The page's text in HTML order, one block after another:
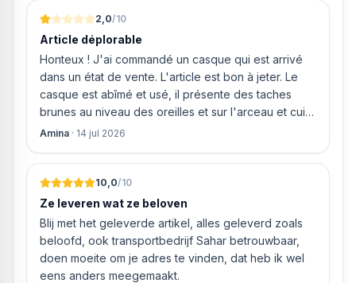
2,0/10
Article déplorable
Honteux ! J'ai commandé un casque qui est arrivé
dans un état de vente. L'article est bon à jeter. Le
casque est abîmé et usé, il présente des taches
brunes au niveau des oreilles et sur l'arceau et cuir
qui est craquelé ! Les coussins sont eux « dégonflés
Amina · 14 jul 2026
10,0/10
Ze leveren wat ze beloven
Blij met het geleverde artikel, alles geleverd zoals
beloofd, ook transportbedrijf Sahar betrouwbaar,
doen moeite om je adres te vinden, dat heb ik wel
eens anders meegemaakt.